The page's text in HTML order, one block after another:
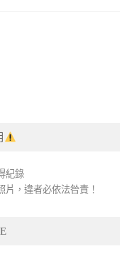
紀錄
，違者必依法咎責！